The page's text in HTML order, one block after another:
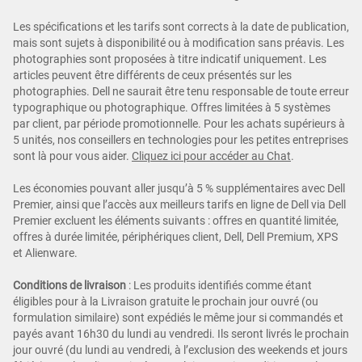
Les spécifications et les tarifs sont corrects à la date de publication,
mais sont sujets à disponibilité ou à modification sans préavis. Les
photographies sont proposées à titre indicatif uniquement. Les
articles peuvent être différents de ceux présentés sur les
photographies. Dell ne saurait être tenu responsable de toute erreur
typographique ou photographique. Offres limitées à 5 systèmes
par client, par période promotionnelle. Pour les achats supérieurs à
5 unités, nos conseillers en technologies pour les petites entreprises
sont là pour vous aider. Cliquez ici pour accéder au Chat.
Les économies pouvant aller jusqu’à 5 % supplémentaires avec Dell
Premier, ainsi que l’accès aux meilleurs tarifs en ligne de Dell via Dell
Premier excluent les éléments suivants : offres en quantité limitée,
offres à durée limitée, périphériques client, Dell, Dell Premium, XPS
et Alienware.
Conditions de livraison : Les produits identifiés comme étant
éligibles pour à la Livraison gratuite le prochain jour ouvré (ou
formulation similaire) sont expédiés le même jour si commandés et
payés avant 16h30 du lundi au vendredi. Ils seront livrés le prochain
jour ouvré (du lundi au vendredi, à l’exclusion des weekends et jours